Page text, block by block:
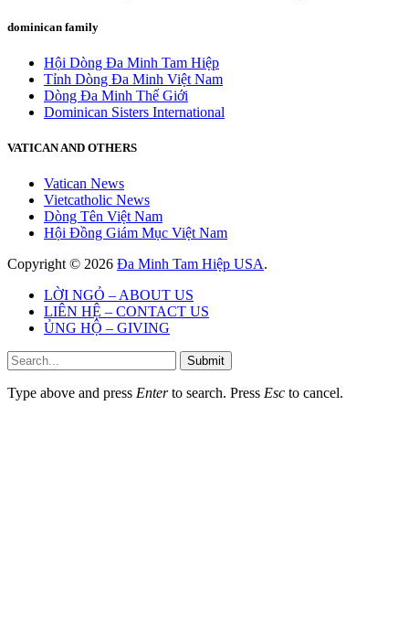
dominican family
Hội Dòng Đa Minh Tam Hiệp
Tỉnh Dòng Đa Minh Việt Nam
Dòng Đa Minh Thế Giới
Dominican Sisters International
VATICAN AND OTHERS
Vatican News
Vietcatholic News
Dòng Tên Việt Nam
Hội Đồng Giám Mục Việt Nam
Copyright © 2026 Đa Minh Tam Hiệp USA.
LỜI NGỎ – ABOUT US
LIÊN HỆ – CONTACT US
ỦNG HỘ – GIVING
Submit
Type above and press Enterto search. Press Esc to cancel.